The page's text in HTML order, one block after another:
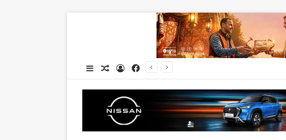
فيسبوكتسجيل الدخول
مقال عشوائي
إضافة عمود جانبي